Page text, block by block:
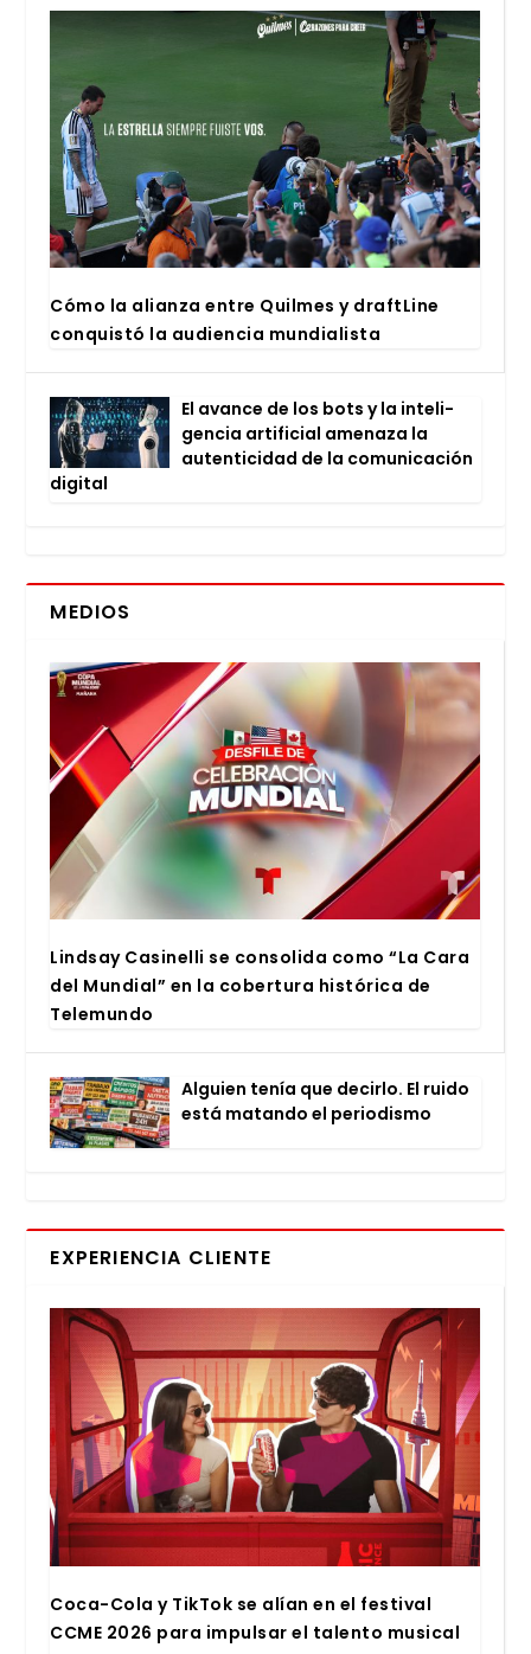
Cómo la alian­za entre Quil­mes y draftLi­ne
con­quis­tó la audien­cia mun­dia­lis­ta
El avan­ce de los bots y la inte­li­
gen­cia arti­fi­cial ame­na­za la
auten­ti­ci­dad de la comu­ni­ca­ción
digi­tal
MEDIOS
Lind­say Casi­ne­lli se con­so­li­da como “La Cara
del Mun­dial” en la cober­tu­ra his­tó­ri­ca de
Tele­mun­do
Alguien tenía que decir­lo. El rui­do
está matan­do el perio­dis­mo
EXPERIENCIA CLIENTE
Coca-Cola y Tik­Tok se alían en el fes­ti­val
CCME 2026 para impul­sar el talen­to musi­cal